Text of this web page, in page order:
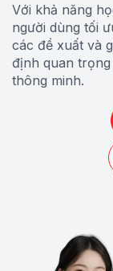
Với khả năng
người dùng tối
các đề xuất và
định quan
thông minh.